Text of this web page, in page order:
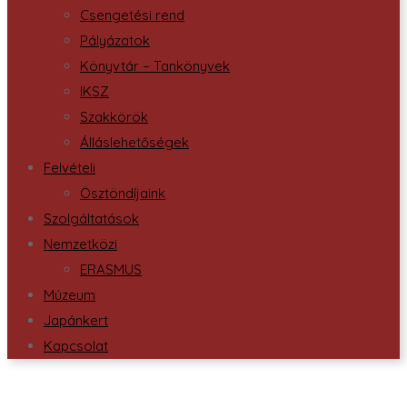
Csengetési rend
Pályázatok
Könyvtár – Tankönyvek
IKSZ
Szakkörök
Álláslehetőségek
Felvételi
Ösztöndíjaink
Szolgáltatások
Nemzetközi
ERASMUS
Múzeum
Japánkert
Kapcsolat